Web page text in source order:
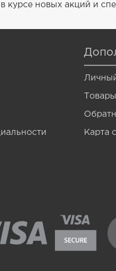
в курсе новых акций и
Карта